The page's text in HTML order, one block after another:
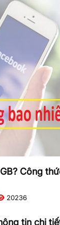
Công
20236
tin chi